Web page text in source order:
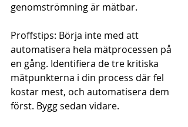
genomströmning är mätbar.
Proffstips: Börja inte med att
automatisera hela mätprocessen på
en gång. Identifiera de tre kritiska
mätpunkterna i din process där fel
kostar mest, och automatisera dem
först. Bygg sedan vidare.